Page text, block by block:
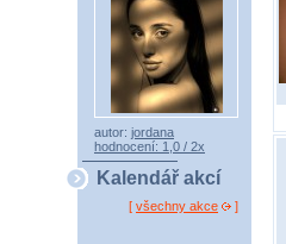
autor: jordana
hodnocení: 1,0 / 2x
Kalendář akcí
[ všechny akce ]